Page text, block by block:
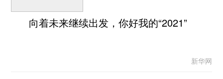
向着未来继续出发，你好我的“2021”
新华网